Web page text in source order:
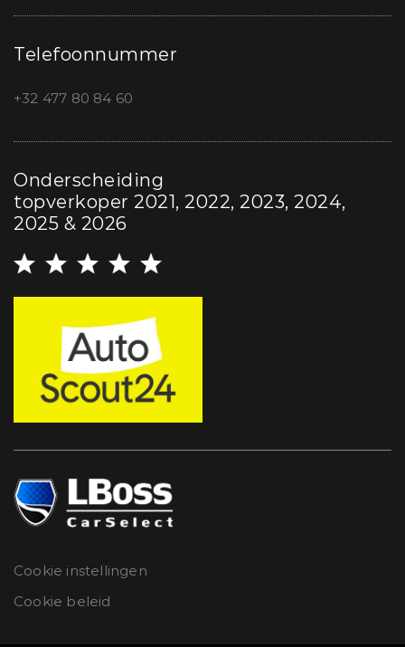
Telefoonnummer
+32 477 80 84 60
Onderscheiding
topverkoper 2021, 2022, 2023, 2024,
2025 & 2026
Cookie instellingen
Cookie beleid